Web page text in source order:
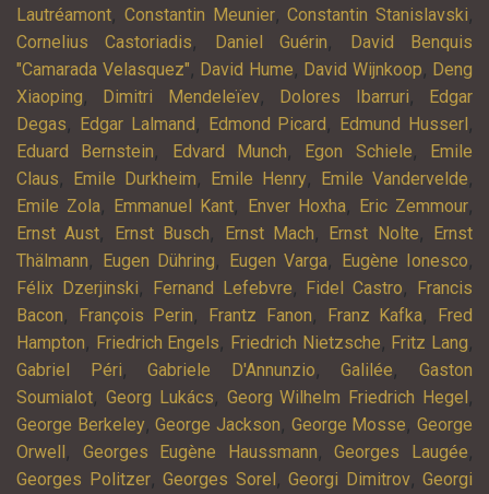
Lautréamont, Constantin Meunier,Constantin Stanislavski,
Cornelius Castoriadis, Daniel Guérin,
David Benquis
"Camarada Velasquez", David Hume, David Wijnkoop, Deng
Xiaoping, Dimitri Mendeleïev, Dolores Ibarruri,
Edgar
Degas, Edgar Lalmand , Edmond Picard , Edmund Husserl ,
Eduard Bernstein, Edvard Munch, Egon Schiele,
Emile
Claus, Emile Durkheim, Emile Henry, Emile Vandervelde,
Emile Zola, Emmanuel Kant, Enver Hoxha, Eric Zemmour,
Ernst Aust, Ernst Busch, Ernst Mach, Ernst Nolte,
Ernst
Thälmann, Eugen Dühring, Eugen Varga, Eugène Ionesco,
Félix Dzerjinski, Fernand Lefebvre, Fidel Castro,
Francis
Bacon, François Perin, Frantz Fanon, Franz Kafka,
Fred
Hampton, Friedrich Engels, Friedrich Nietzsche, Fritz Lang,
Gabriel Péri,Gabriele D'Annunzio,Galilée,Gaston
Soumialot, Georg Lukács, Georg Wilhelm Friedrich Hegel ,
George Berkeley,George Jackson, George Mosse,George
Orwell , Georges Eugène Haussmann,Georges Laugée,
Georges Politzer, Georges Sorel , Georgi Dimitrov, Georgi